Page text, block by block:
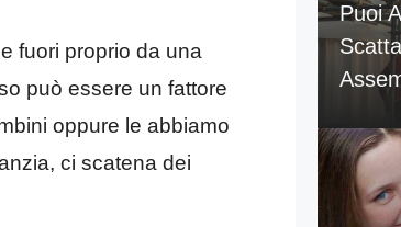
fuori proprio da una
può essere un fattore
oppure le abbiamo
ci scatena dei
Puoi